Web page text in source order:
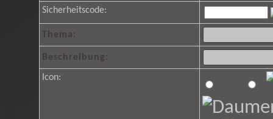
Sicherheitscode:
Thema:
Beschreibung:
Icon: